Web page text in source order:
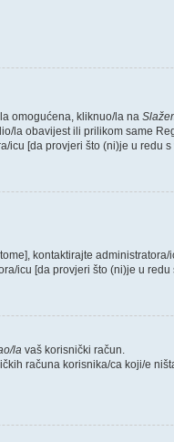
omogućena, kliknuo/la na
la obavijest ili prilikom same
[da provjeri što (ni)je u redu
kontaktirajte
icu [da provjeri što (ni)je u
la vaš korisnički račun.
računa korisnika/ca koji/e